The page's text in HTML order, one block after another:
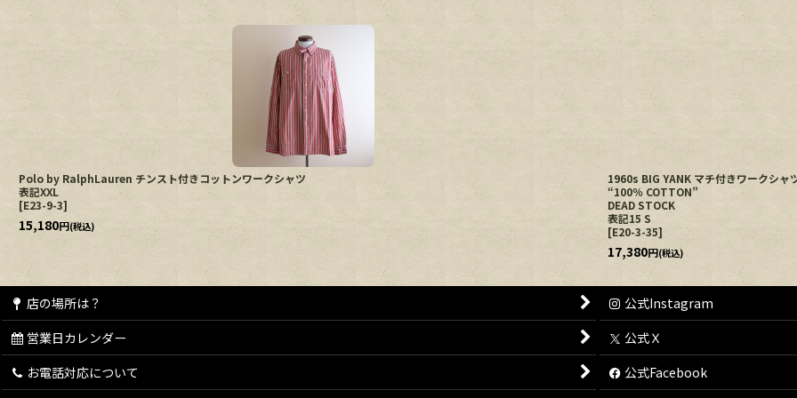
Polo by RalphLauren チンスト付きコットンワークシャツ
表記XXL
[E23-9-3]
15,180円(税込)
1960s BIG YANK マチ付きワークシ
“100％ COTTON”
DEAD STOCK
表記15 S
[E20-3-35]
17,380円(税込)
店の場所は？
公式Instagram
営業日カレンダー
公式Ｘ
お電話対応について
公式Facebook